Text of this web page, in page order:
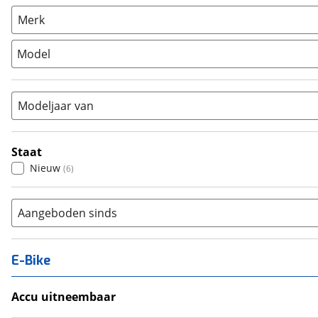
Racefiets
Stadsfiets (6)
Tandem
Merk
Model
Modeljaar van
Staat
Nieuw (6)
Aangeboden sinds
E-Bike
Accu uitneembaar